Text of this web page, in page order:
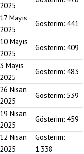
2025
17 Mayıs
2025
Gösterim: 441
10 Mayıs
2025
Gösterim: 409
3 Mayıs
2025
Gösterim: 483
26 Nisan
2025
Gösterim: 539
19 Nisan
2025
Gösterim: 459
12 Nisan
2025
Gösterim:
1.338